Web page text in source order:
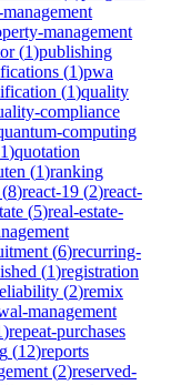
management
(1)publishing
(1)pwa
(1)quality
compliance
computing
1)quotation
(1)ranking
(8)react-19 (2)react-
(5)real-estate-
(6)recurring-
(1)registration
(2)remix
management
)repeat-purchases
(12)reports
(2)reserved-